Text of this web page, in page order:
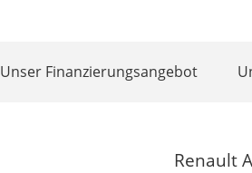
Unser Finanzierungsangebot
Renault